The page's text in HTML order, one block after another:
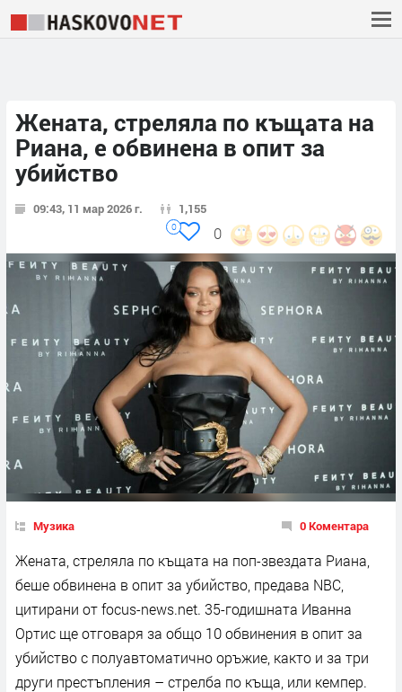
Жената, стреляла по къщата на
Риана, е обвинена в опит за
убийство
09:43, 11 мар 2026 г. 1,155
0
0
Музика 0 Коментара
Жената, стреляла по къщата на поп-звездата Риана,
беше обвинена в опит за убийство, предава NBC,
цитирани от focus-news.net. 35-годишната Иванна
Ортис ще отговаря за общо 10 обвинения в опит за
убийство с полуавтоматично оръжие, както и за три
други престъпления – стрелба по къща, или кемпер.